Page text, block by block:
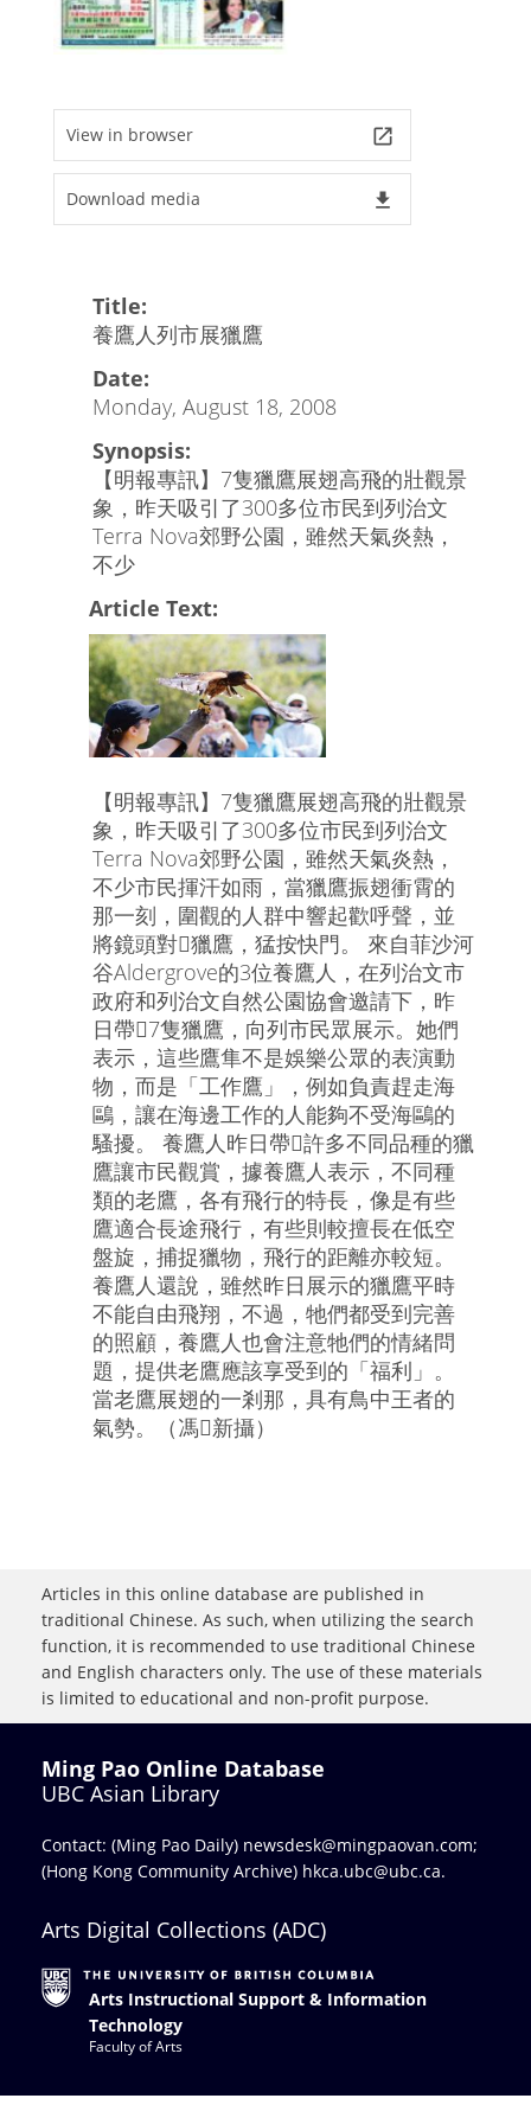
View in browser launch
Download media file_download
Title:
養鷹人列市展獵鷹
Date:
Monday, August 18, 2008
Synopsis:
【明報專訊】7隻獵鷹展翅高飛的壯觀景
象，昨天吸引了300多位市民到列治文
Terra Nova郊野公園，雖然天氣炎熱，
不少
Article Text:
【明報專訊】7隻獵鷹展翅高飛的壯觀景
象，昨天吸引了300多位市民到列治文
Terra Nova郊野公園，雖然天氣炎熱，
不少市民揮汗如雨，當獵鷹振翅衝霄的
那一刻，圍觀的人群中響起歡呼聲，並
將鏡頭對獵鷹，猛按快門。 來自菲沙河
谷Aldergrove的3位養鷹人，在列治文市
政府和列治文自然公園協會邀請下，昨
日帶7隻獵鷹，向列市民眾展示。她們
表示，這些鷹隼不是娛樂公眾的表演動
物，而是「工作鷹」，例如負責趕走海
鷗，讓在海邊工作的人能夠不受海鷗的
騷擾。 養鷹人昨日帶許多不同品種的獵
鷹讓市民觀賞，據養鷹人表示，不同種
類的老鷹，各有飛行的特長，像是有些
鷹適合長途飛行，有些則較擅長在低空
盤旋，捕捉獵物，飛行的距離亦較短。
養鷹人還說，雖然昨日展示的獵鷹平時
不能自由飛翔，不過，牠們都受到完善
的照顧，養鷹人也會注意牠們的情緒問
題，提供老鷹應該享受到的「福利」。
當老鷹展翅的一剎那，具有鳥中王者的
氣勢。（馮新攝）
Articles in this online database are published in
traditional Chinese. As such, when utilizing the search
function, it is recommended to use traditional Chinese
and English characters only. The use of these materials
is limited to educational and non-profit purpose.
Ming Pao Online Database
UBC Asian Library
Contact: (Ming Pao Daily) newsdesk@mingpaovan.com;
(Hong Kong Community Archive) hkca.ubc@ubc.ca.
Arts Digital Collections (ADC)
Arts Instructional Support & Information
Technology
Faculty of Arts